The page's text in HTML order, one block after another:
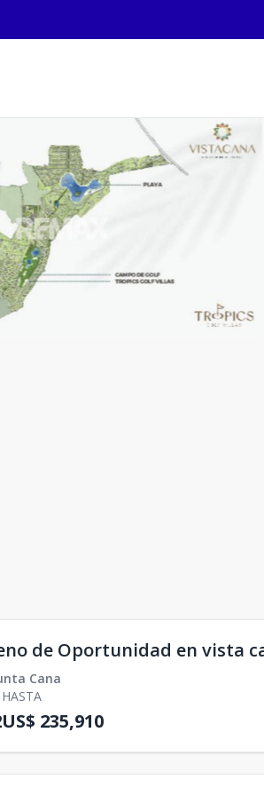
de Oportunidad en vista
Cana
HASTA
US$ 235,910